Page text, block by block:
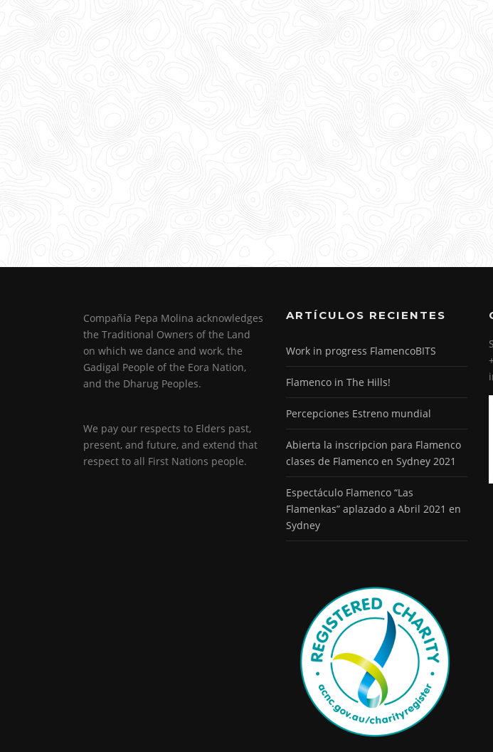
Compañía Pepa Molina acknowledges
the Traditional Owners of the Land
on which we dance and work, the
Gadigal People of the Eora Nation,
and the Dharug Peoples.
We pay our respects to Elders past,
present, and future, and extend that
respect to all First Nations people.
ARTÍCULOS RECIENTES
Work in progress FlamencoBITS
Flamenco in The Hills!
Percepciones Estreno mundial
Abierta la inscripcion para Flamenco
clases de Flamenco en Sydney 2021
Espectáculo Flamenco “Las
Flamenkas” aplazado a Abril 2021 en
Sydney